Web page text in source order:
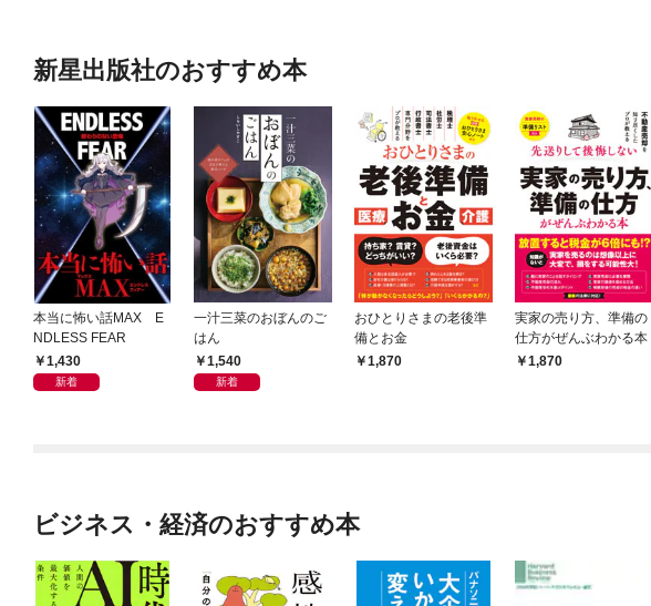
新星出版社のおすすめ本
本当に怖い話MAX E
NDLESS FEAR
1,430
新着
一汁三菜のおぼんのご
はん
1,540
新着
おひとりさまの老後準
備とお金
1,870
実家の売り方、準備の
仕方がぜんぶわかる本
1,870
ビジネス・経済のおすすめ本